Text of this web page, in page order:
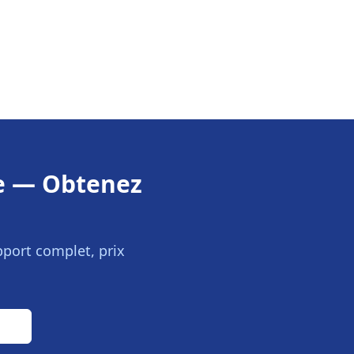
— Obtenez
complet, prix